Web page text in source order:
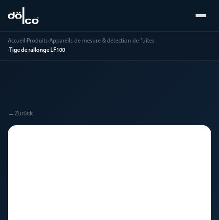
Accueil ›Produits›Appareils de mesure & détection de fuites
›Tige de rallonge LF100
← Zurück